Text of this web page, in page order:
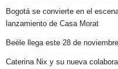
Bogotá se convierte en el
lanzamiento de Casa Morat
Beéle llega este 28 de
Caterina Nix y su nueva